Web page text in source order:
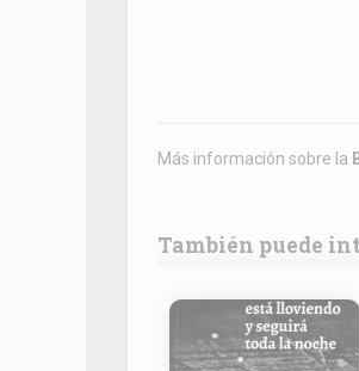
Más información sobre la
También puede